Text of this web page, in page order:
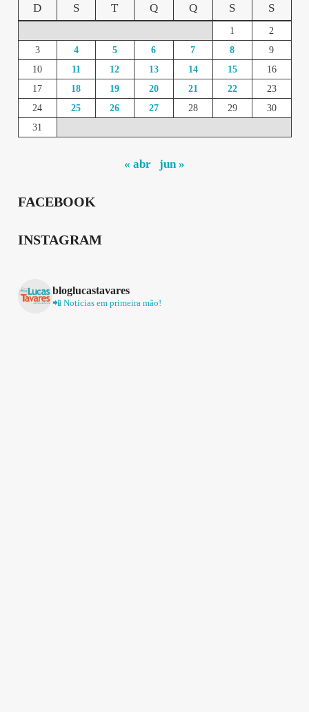
D S T Q Q S S
1
2
3
4 5 6 7 8
9
10
11 12 13 14 15
16
17
18 19 20 21 22
23
24
25 26 27 28 29
30
31
« abr jun »
FACEBOOK
INSTAGRAM
bloglucastavares
📲 Notícias em primeira mão!